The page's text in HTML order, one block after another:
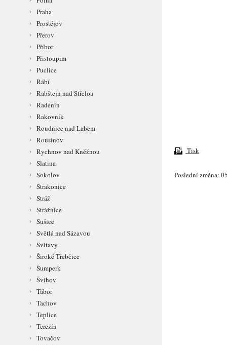
Praha
Prostějov
Přerov
Příbor
Přistoupim
Puclice
Rábí
Rabštejn nad Střelou
Radenín
Rakovník
Roudnice nad Labem
Rousínov
Rychnov nad Kněžnou
Slatina
Sokolov
Strakonice
Stráž
Strážnice
Sušice
Světlá nad Sázavou
Svitavy
Široké Třebčice
Šumperk
Švihov
Tábor
Tachov
Teplice
Terezín
Tovačov
Tisk
Poslední změna: